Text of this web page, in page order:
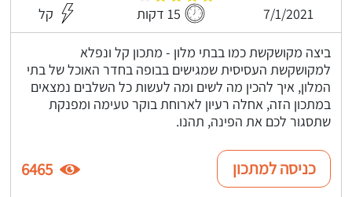
7/1/2021 15 דקות קל
ביצה מקושקשת כמו בבתי מלון - מתכון קל ונפלא
למקושקשת העסיסית שמגישים בבופה בחדר האוכל של בתי
המלון, איך להכין מה לשים ומה לעשות כל השלבים נמצאים
במתכון הזה, אחלה רעיון לארוחת בוקר טעימה ומפנקת
שתסגור לכם את הפינה, תהנו.
כניסה למתכון 6465